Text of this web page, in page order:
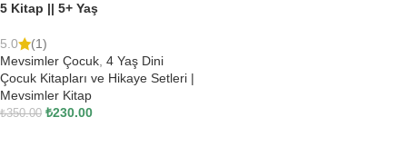
5 Kitap || 5+ Yaş
5.0
(1)
Mevsimler Çocuk, 4 Yaş Dini
Çocuk Kitapları ve Hikaye Setleri |
Mevsimler Kitap
₺350.00 ₺230.00